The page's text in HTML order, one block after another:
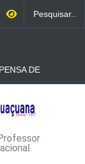
DE
52/2026-
Nº